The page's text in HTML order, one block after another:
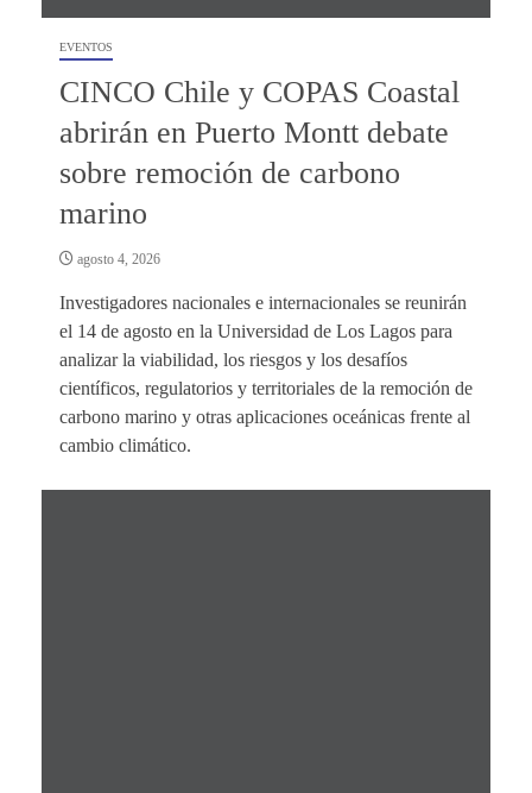
EVENTOS
CINCO Chile y COPAS Coastal
abrirán en Puerto Montt debate
sobre remoción de carbono
marino
agosto 4, 2026
Investigadores nacionales e internacionales se reunirán
el 14 de agosto en la Universidad de Los Lagos para
analizar la viabilidad, los riesgos y los desafíos
científicos, regulatorios y territoriales de la remoción de
carbono marino y otras aplicaciones oceánicas frente al
cambio climático.